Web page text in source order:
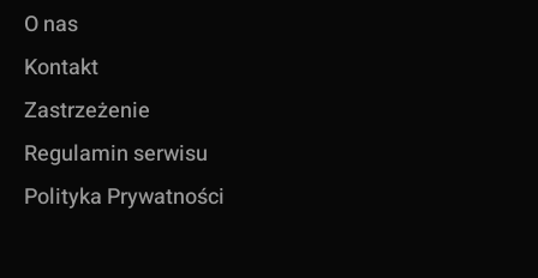
O nas
Kontakt
Zastrzeżenie
Regulamin serwisu
Polityka Prywatności